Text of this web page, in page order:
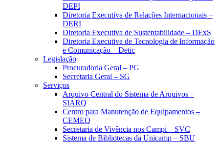
DEPI
Diretoria Executiva de Relações Internacionais –
DERI
Diretoria Executiva de Sustentabilidade – DExS
Diretoria Executiva de Tecnologia de Informação
e Comunicação – Detic
Legislação
Procuradoria Geral – PG
Secretaria Geral – SG
Serviços
Arquivo Central do Sistema de Arquivos –
SIARQ
Centro para Manutenção de Equipamentos –
CEMEQ
Secretaria de Vivência nos Campi – SVC
Sistema de Bibliotecas da Unicamp – SBU